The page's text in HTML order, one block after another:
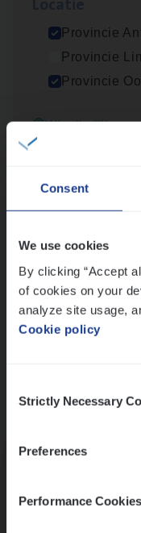
Consent
We use cookies
By clicking “Accept
of cookies on your
analyze site usage,
Cookie policy
Selection
Strictly Necessary
Preferences
Performance Cookies
Provincie
Provincie
Provincie
Wis alle filters
Lees onze verhalen
Meer dan collega’s:
Thalia zoekt graag
werk
Ons